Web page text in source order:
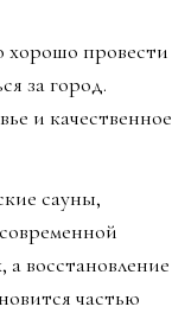
хорошо провести
за город.
и качественное
сауны,
восстановление
частью